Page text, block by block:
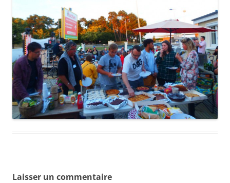
Laisser un commentaire